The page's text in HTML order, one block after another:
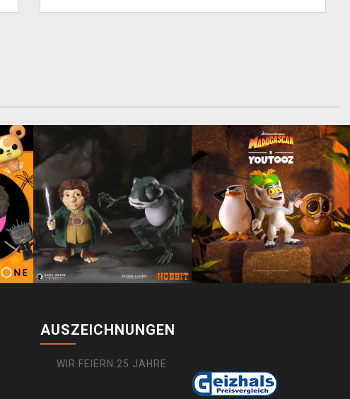
AUSZEICHNUNGEN
WIR FEIERN 25 JAHRE